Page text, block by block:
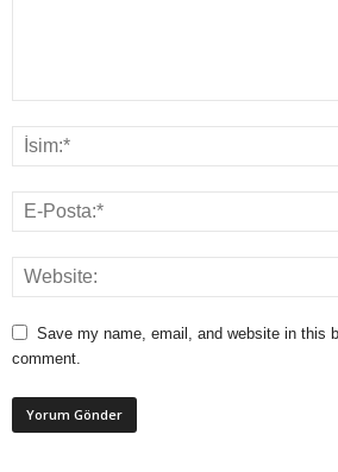
Save my name, email, and website in this
comment.